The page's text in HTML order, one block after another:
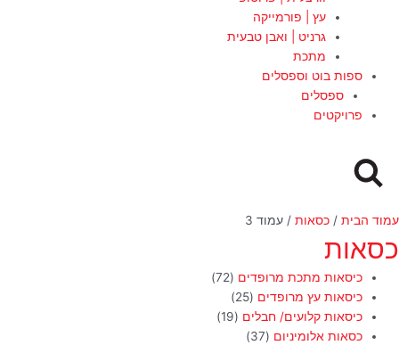
עץ | פורמייקה
גרניט | ואבן טבעית
מתכת
ספות בוט וספסלים
ספסלים
פרויקטים
עמוד הבית / כסאות / עמוד 3
כסאות
כיסאות מתכת מרופדים (72)
כיסאות עץ מרופדים (25)
כיסאות קלועים/ חבלים (19)
כסאות אלומיניום (37)